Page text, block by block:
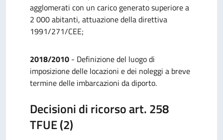
agglomerati con un carico generato superiore a
2 000 abitanti, attuazione della direttiva
1991/271/CEE;
2018/2010 - Definizione del luogo di
imposizione delle locazioni e dei noleggi a breve
termine delle imbarcazioni da diporto.
Decisioni di ricorso art. 258
TFUE (2)